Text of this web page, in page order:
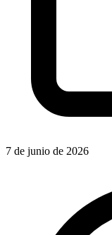
7 de junio de 2026